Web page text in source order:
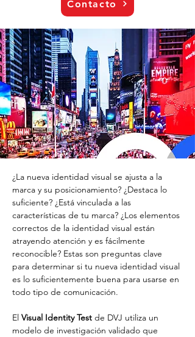
Contacto
¿La nueva identidad visual se ajusta a la
marca y su posicionamiento? ¿Destaca lo
suficiente? ¿Está vinculada a las
características de tu marca? ¿Los elementos
correctos de la identidad visual están
atrayendo atención y es fácilmente
reconocible? Estas son preguntas clave
para determinar si tu nueva identidad visual
es lo suficientemente buena para usarse en
todo tipo de comunicación.
El Visual Identity Test de DVJ utiliza un
modelo de investigación validado que